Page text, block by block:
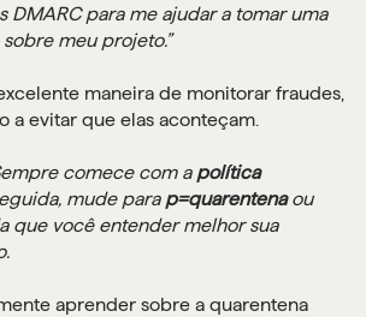
DMARC para me ajudar a tomar uma
meu projeto.”
maneira de monitorar fraudes,
a evitar que elas aconteçam.
comece com a política
mude para p=quarentenaou
que você entender melhor sua
aprender sobre a quarentena